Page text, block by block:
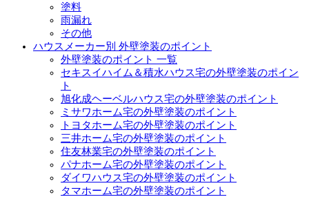
塗料
雨漏れ
その他
ハウスメーカー別 外壁塗装のポイント
外壁塗装のポイント 一覧
セキスイハイム＆積水ハウス宅の外壁塗装のポイン
ト
旭化成ヘーベルハウス宅の外壁塗装のポイント
ミサワホーム宅の外壁塗装のポイント
トヨタホーム宅の外壁塗装のポイント
三井ホーム宅の外壁塗装のポイント
住友林業宅の外壁塗装のポイント
パナホーム宅の外壁塗装のポイント
ダイワハウス宅の外壁塗装のポイント
タマホーム宅の外壁塗装のポイント